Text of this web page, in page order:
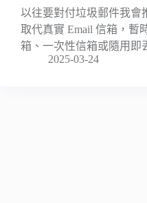
以往要對付垃圾郵件我會
取代真實 Email 信箱，暫
箱、一次性信箱或隨用
2025-03-24